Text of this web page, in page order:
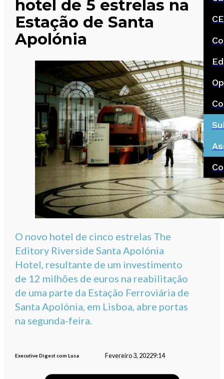
hotel de 5 estrelas na
Estação de Santa
Apolónia
O novo hotel de cinco estrelas The
Editory Riverside Santa Apolónia
Hotel, resultante de um investimento
de 12 milhões de euros na reabilitação
de uma parte da Estação Ferroviária de
Santa Apolónia, em Lisboa, abre portas
na segunda-feira.
Executive Digest com Lusa Fevereiro 3, 20229:14